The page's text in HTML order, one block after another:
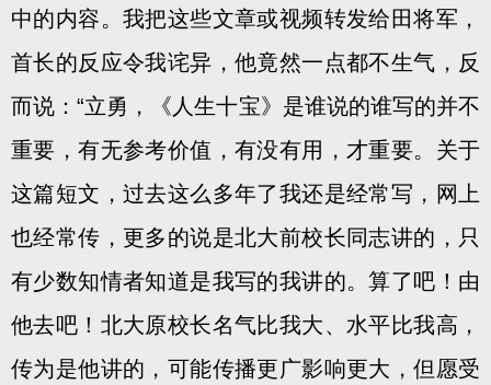
中的内容。我把这些文章或视频转发给田将军，
首长的反应令我诧异，他竟然一点都不生气，反
而说：“立勇，《人生十宝》是谁说的谁写的并不
重要，有无参考价值，有没有用，才重要。关于
这篇短文，过去这么多年了我还是经常写，网上
也经常传，更多的说是北大前校长同志讲的，只
有少数知情者知道是我写的我讲的。算了吧！由
他去吧！北大原校长名气比我大、水平比我高，
传为是他讲的，可能传播更广影响更大，但愿受